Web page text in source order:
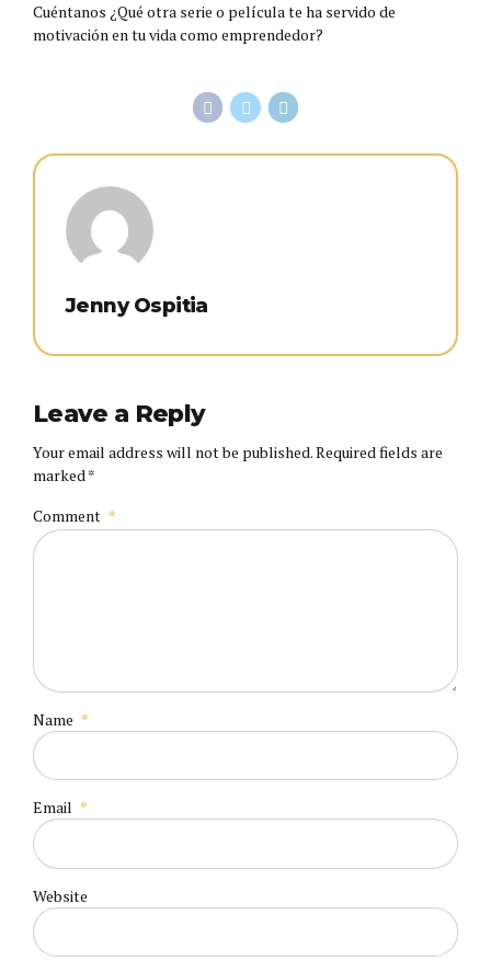
Cuéntanos ¿Qué otra serie o película te ha servido de
motivación en tu vida como emprendedor?
Jenny Ospitia
Leave a Reply
Your email address will not be published. Required fields are
marked *
Comment *
Name *
Email *
Website